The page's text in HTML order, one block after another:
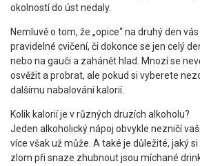
okolností do úst nedaly.
Nemluvě o tom, že „opice“ na druhý den
pravidelné cvičení, či dokonce se jen celý
nebo na gauči a zahánět hlad. Mnozí se
osvěžit a probrat, ale pokud si vyberete
dalšímu nabalování kalorií.
Kolik kalorií je v různých druzích alkoholu?
Jeden alkoholický nápoj obvykle nezničí
více však už může. A také je důležité, jaký
zlom při snaze zhubnout jsou míchané